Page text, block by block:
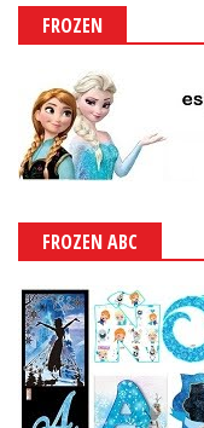
FROZEN
FROZEN ABC